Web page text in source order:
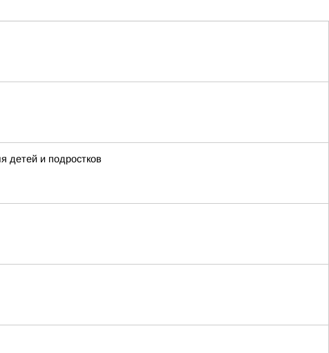
детей и подростков